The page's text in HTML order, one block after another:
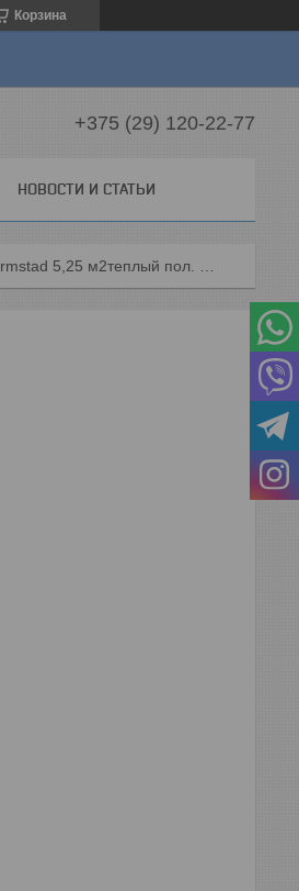
Корзина
+375 (29) 120-22-77
НОВОСТИ И СТАТЬИ